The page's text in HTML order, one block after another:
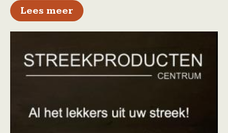
Lees meer over Forza Ninove gaat met